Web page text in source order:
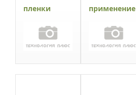
пленки применение